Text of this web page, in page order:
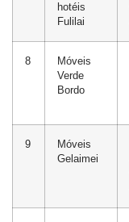
hotéis
Fulilai
8
Móveis
Verde
Bordo
9
Móveis
Gelaimei